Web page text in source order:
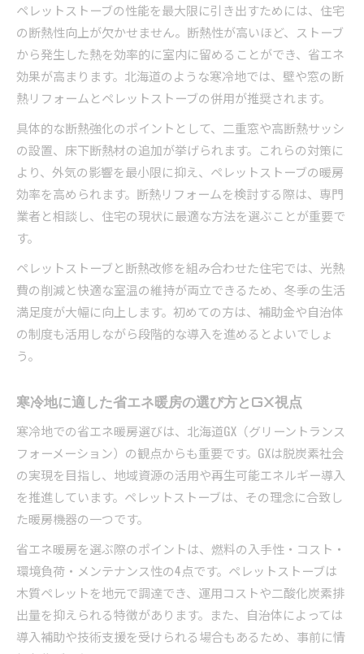
ペレットストーブで光熱費を抑える具体的な工
夫
GX 北海道推進で実現する光熱費節約術
ペレットストーブと補助金制度の最新情報
北海道ゼロカーボン家庭での費用対効果を検証
ペレットストーブ選びで失敗しない省エネポイ
ント
ペレットストーブの性能を最大限に引き出すためには、住宅
の断熱性向上が欠かせません。断熱性が高いほど、ストーブ
から発生した熱を効率的に室内に留めることができ、省エネ
効果が高まります。北海道のような寒冷地では、壁や窓の断
熱リフォームとペレットストーブの併用が推奨されます。
具体的な断熱強化のポイントとして、二重窓や高断熱サッシ
の設置、床下断熱材の追加が挙げられます。これらの対策に
より、外気の影響を最小限に抑え、ペレットストーブの暖房
効率を高められます。断熱リフォームを検討する際は、専門
業者と相談し、住宅の現状に最適な方法を選ぶことが重要で
す。
ペレットストーブと断熱改修を組み合わせた住宅では、光熱
費の削減と快適な室温の維持が両立できるため、冬季の生活
満足度が大幅に向上します。初めての方は、補助金や自治体
の制度も活用しながら段階的な導入を進めるとよいでしょ
う。
寒冷地に適した省エネ暖房の選び方とGX視点
寒冷地での省エネ暖房選びは、北海道GX（グリーントランス
フォーメーション）の観点からも重要です。GXは脱炭素社会
の実現を目指し、地域資源の活用や再生可能エネルギー導入
を推進しています。ペレットストーブは、その理念に合致し
た暖房機器の一つです。
省エネ暖房を選ぶ際のポイントは、燃料の入手性・コスト・
環境負荷・メンテナンス性の4点です。ペレットストーブは
木質ペレットを地元で調達でき、運用コストや二酸化炭素排
出量を抑えられる特徴があります。また、自治体によっては
導入補助や技術支援を受けられる場合もあるため、事前に情